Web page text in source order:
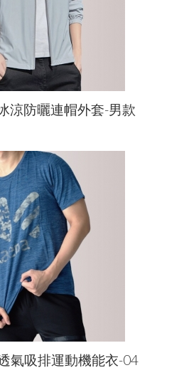
涼防曬連帽外套-男款
透氣吸排運動機能衣-04